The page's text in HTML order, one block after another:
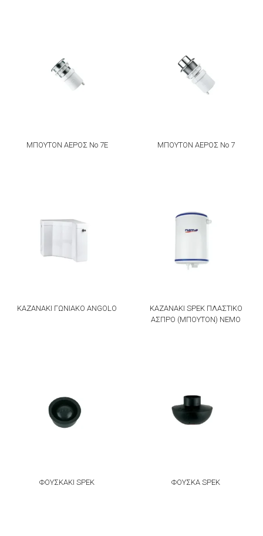
ΜΠΟΥΤΟΝ ΑΕΡΟΣ Νο 7Ε ΜΠΟΥΤΟΝ ΑΕΡΟΣ Νο 7
ΚΑΖΑΝΑΚΙ ΓΩΝΙΑΚΟ ΑNGOLO
ΚΑΖΑΝΑΚΙ SPEK ΠΛΑΣΤΙΚΟ
ΑΣΠΡΟ (ΜΠΟΥΤΟΝ) ΝΕΜΟ
ΦΟΥΣΚΑΚΙ SPEK ΦΟΥΣΚΑ SPEK